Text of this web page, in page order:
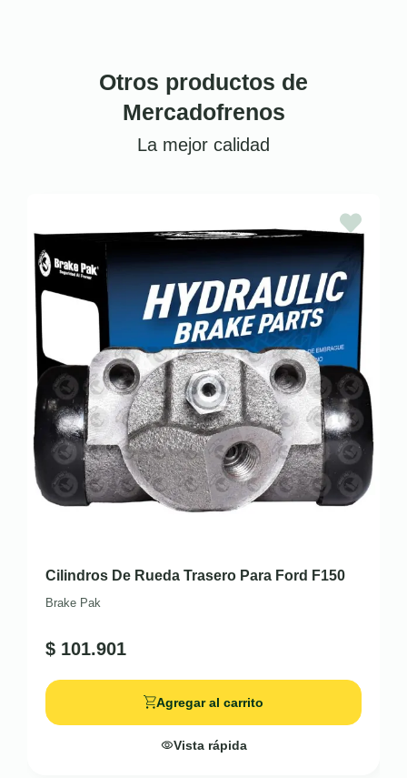
Otros productos de
Mercadofrenos
La mejor calidad
Cilindros De Rueda Trasero Para Ford F150
Brake Pak
$ 101.901
Agregar al carrito
Vista rápida